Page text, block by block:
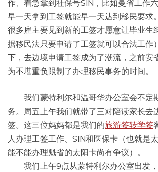
作、着急拿到社保号SIN，比如曼省工作
早一天拿到工签就能早一天达到移民要求
很多雇主要见到新的工签才愿意让毕业生
据移民法只要申请了工签就可以合法工作
下，去边境申请工签成为了潮流，之前安
为不堪重负限制了办理移民事务的时间。
我们蒙特利尔和温哥华办公室会不定
务。周五上午我们就带了三对陪读家长去
签。这三位妈妈都是我们的旅游签转学签
人办理工签工作、SIN和医保卡（也就是
能不能办理魁省的太阳卡尚有争议）。
我们上午9点从蒙特利尔办公室出发